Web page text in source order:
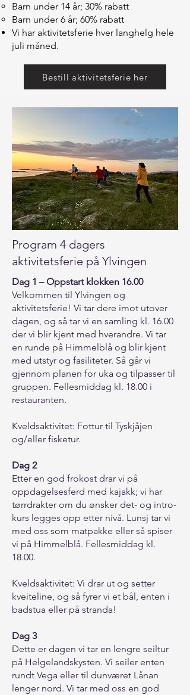
Barn under 14 år; 30% rabatt
Barn under 6 år; 60% rabatt
Vi har aktivitetsferie hver langhelg hele
juli måned.
Bestill aktivitetsferie her
Program 4 dagers
aktivitetsferie på Ylvingen
Dag 1 – Oppstart klokken 16.00
Velkommen til Ylvingen og
aktivitetsferie! Vi tar dere imot utover
dagen, og så tar vi en samling kl. 16.00
der vi blir kjent med hverandre. Vi tar
en runde på Himmelblå og blir kjent
med utstyr og fasiliteter. Så går vi
gjennom planen for uka og tilpasser til
gruppen. Fellesmiddag kl. 18.00 i
restauranten.
Kveldsaktivitet: Fottur til Tyskjåjen
og/eller fisketur.
Dag 2
Etter en god frokost drar vi på
oppdagelsesferd med kajakk; vi har
tørrdrakter om du ønsker det- og intro-
kurs legges opp etter nivå. Lunsj tar vi
med oss som matpakke eller så spiser
vi på Himmelblå. Fellesmiddag kl.
18.00.
Kveldsaktivitet: Vi drar ut og setter
kveiteline, og så fyrer vi et bål, enten i
badstua eller på stranda!
Dag 3
Dette er dagen vi tar en lengre seiltur
på Helgelandskysten. Vi seiler enten
rundt Vega eller til dunværet Lånan
lenger nord. Vi tar med oss en god